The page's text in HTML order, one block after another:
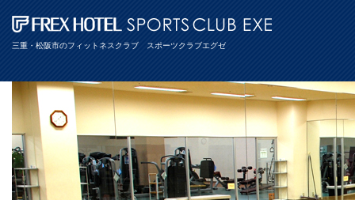
三重・松阪市のフィットネスクラブ スポーツクラブエグゼ